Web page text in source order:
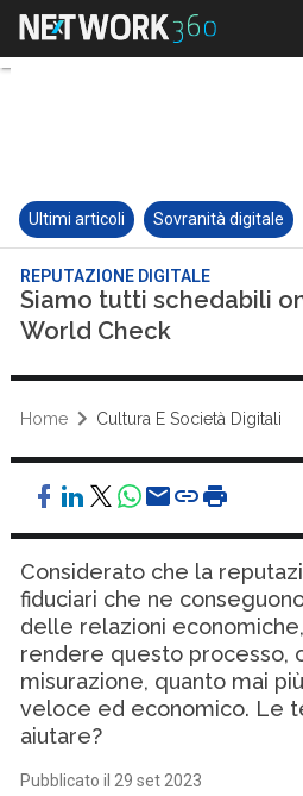
Ultimi articoli Sovranità digitale
REPUTAZIONE DIGITALE
Siamo tutti schedabili
World Check
Home Cultura E Società Digitali
Considerato che la
fiduciari che ne
delle relazioni
rendere questo processo,
misurazione, quanto mai
veloce ed economico. Le
aiutare?
Pubblicato il 29 set 2023